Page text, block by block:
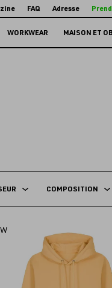
FAQ Adresse
WORKWEAR MAISON ET
COMPOSITION